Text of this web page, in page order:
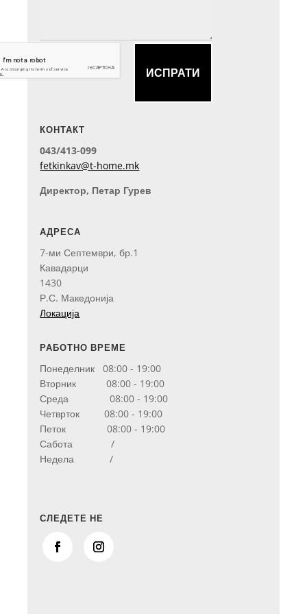
ИСПРАТИ
КОНТАКТ
043/413-099
fetkinkav@t-home.mk
Директор, Петар Гурев
АДРЕСА
7-ми Септември, бр.1
Кавадарци
1430
Р.С. Македонија
Локација
РАБОТНО ВРЕМЕ
Понеделник 08:00 - 19:00
Вторник 08:00 - 19:00
Среда 08:00 - 19:00
Четврток 08:00 - 19:00
Петок 08:00 - 19:00
Сабота /
Недела /
СЛЕДЕТЕ НЕ